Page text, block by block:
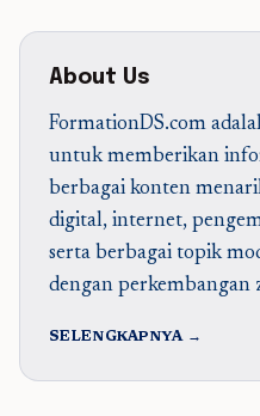
About Us
FormationDS.com
untuk memberikan
berbagai konten
digital, internet,
serta berbagai topik
dengan perkembangan
SELENGKAPNYA →